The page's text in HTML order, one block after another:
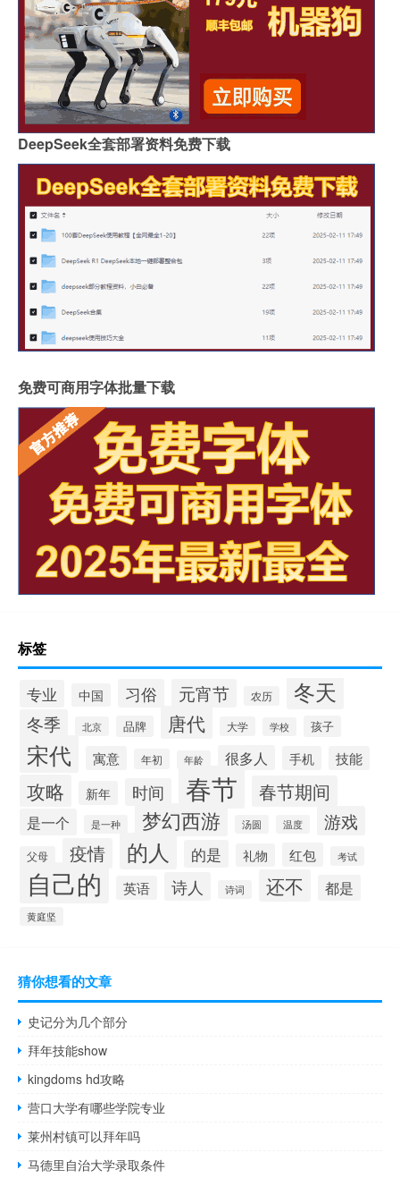
DeepSeek全套部署资料免费下载
免费可商用字体批量下载
标签
专业 中国 习俗 元宵节 农历 冬天
冬季 北京 品牌 唐代 大学 学校 孩子
宋代 寓意 年初 年龄 很多人 手机 技能
攻略 新年 时间 春节 春节期间
是一个 是一种 梦幻西游 汤圆 温度 游戏
父母 疫情 的人 的是 礼物 红包 考试
自己的 英语 诗人 诗词 还不 都是
黄庭坚
猜你想看的文章
史记分为几个部分
拜年技能show
kingdoms hd攻略
营口大学有哪些学院专业
莱州村镇可以拜年吗
马德里自治大学录取条件